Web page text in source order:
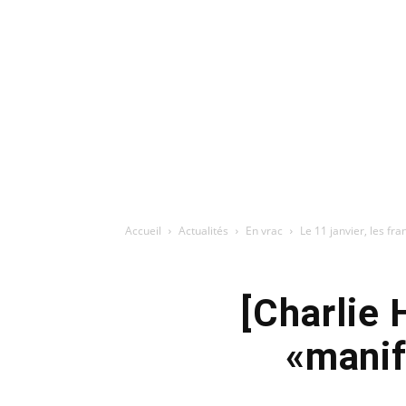
Accueil Actualités En vrac Le 11 janvier, les
[Charlie